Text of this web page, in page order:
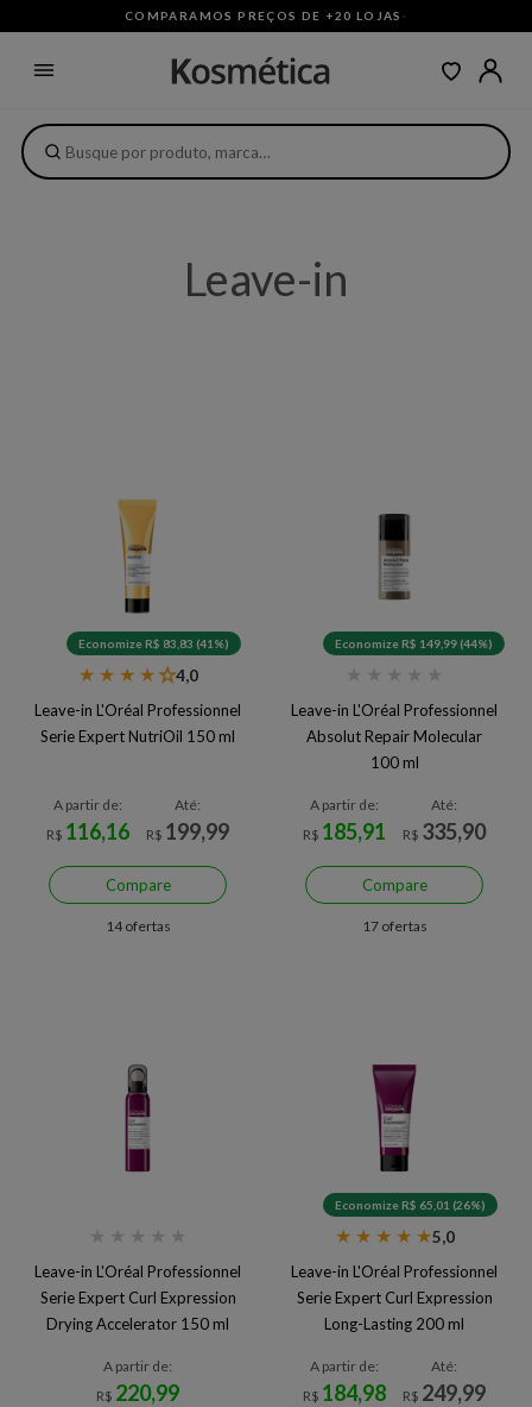
COMPARAMOS PREÇOS DE +20 LOJAS ·
Leave-in
Economize R$ 83,83 (41%)
★ ★ ★ ★★4,0
Leave-in L'Oréal Professionnel
Serie Expert NutriOil 150 ml
A partir de:
R$ 116,16
Até:
R$ 199,99
Compare
14 ofertas
Economize R$ 149,99 (44%)
★ ★ ★ ★ ★
Leave-in L'Oréal Professionnel
Absolut Repair Molecular
100 ml
A partir de:
R$ 185,91
Até:
R$ 335,90
Compare
17 ofertas
★ ★ ★ ★ ★
Leave-in L'Oréal Professionnel
Serie Expert Curl Expression
Drying Accelerator 150 ml
A partir de:
R$ 220,99
Economize R$ 65,01 (26%)
★ ★ ★ ★ ★5,0
Leave-in L'Oréal Professionnel
Serie Expert Curl Expression
Long-Lasting 200 ml
A partir de:
R$ 184,98
Até:
R$ 249,99